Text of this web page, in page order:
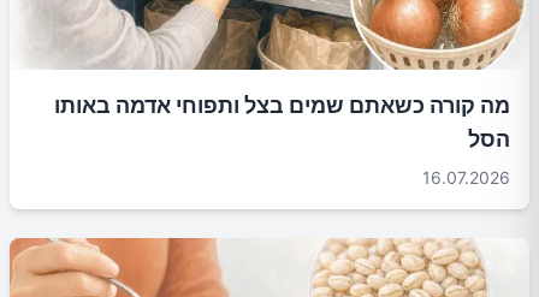
מה קורה כשאתם שמים בצל ותפוחי אדמה באותו
הסל
16.07.2026